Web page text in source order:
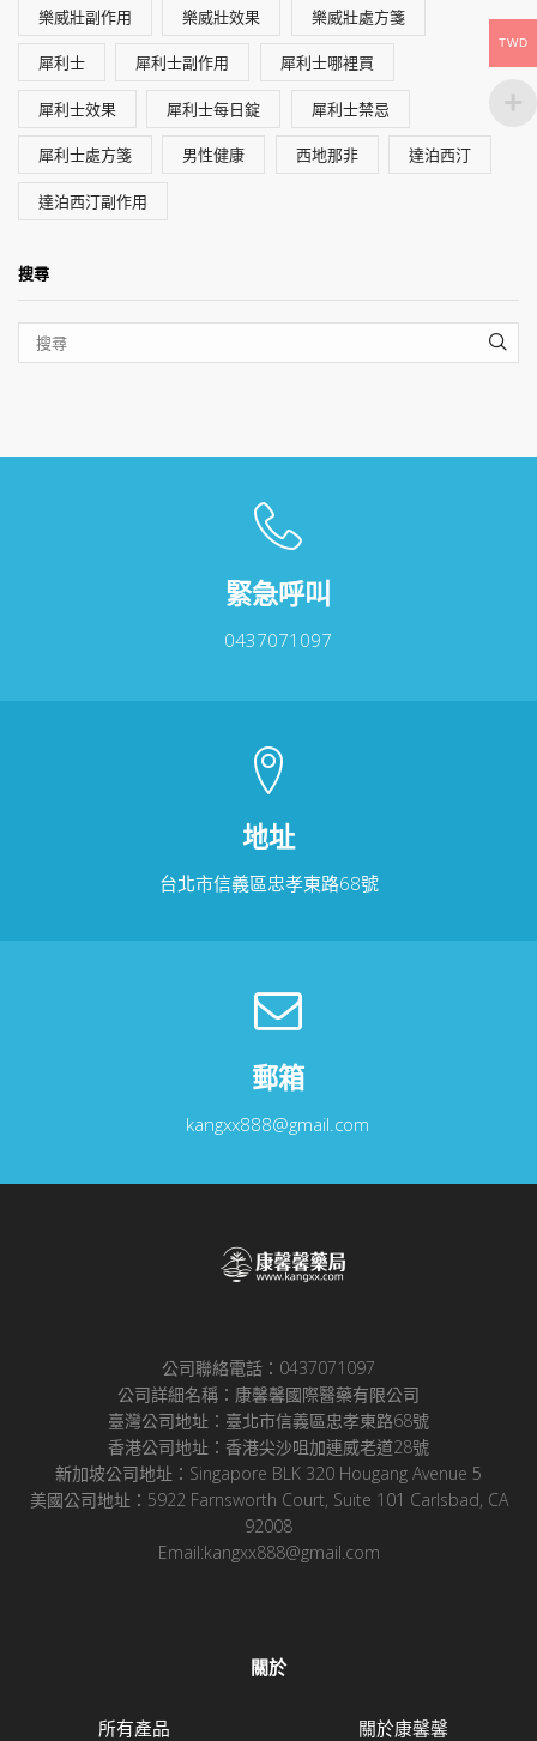
樂威壯副作用 樂威壯效果 樂威壯處方箋
犀利士 犀利士副作用 犀利士哪裡買
犀利士效果 犀利士每日錠 犀利士禁忌
犀利士處方箋 男性健康 西地那非 達泊西汀
達泊西汀副作用
搜尋
緊急呼叫
0437071097
地址
台北市信義區忠孝東路68號
郵箱
kangxx888@gmail.com
公司聯絡電話：0437071097
公司詳細名稱：康馨馨國際醫藥有限公司
臺灣公司地址：臺北市信義區忠孝東路68號
香港公司地址：香港尖沙咀加連威老道28號
新加坡公司地址：Singapore BLK 320 Hougang Avenue 5
美國公司地址：5922 Farnsworth Court, Suite 101 Carlsbad, CA
92008
Email:kangxx888@gmail.com
關於
所有產品
關於康馨馨
TWD